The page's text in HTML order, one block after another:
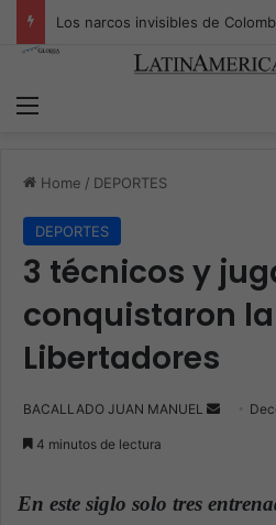
Home / DEPORTES
DEPORTES
3 técnicos y
conquistaron
Libertadores
BACALLADO JUAN MANUEL
a
4 minutos de lectura
En este siglo solo tres